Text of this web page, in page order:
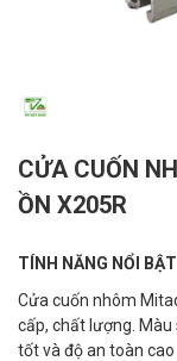
CỬA CUỐN
ỒN X205R
TÍNH NĂNG NỔI BẬT
Cửa cuốn nhôm
cấp, chất lượng.
tốt và độ an toàn cao